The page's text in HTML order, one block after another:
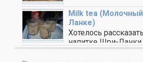
Milk teа
Ланке)
Хотелось
напитке Шри-Ланки
молочный чай